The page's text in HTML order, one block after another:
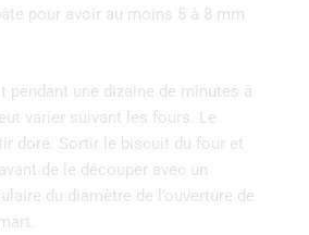
pour avoir au moins 5 à 8 mm
pendant une dizaine de minutes à
varier suivant les fours. Le
doré. Sortir le biscuit du four et
de le découper avec un
du diamètre de l’ouverture de